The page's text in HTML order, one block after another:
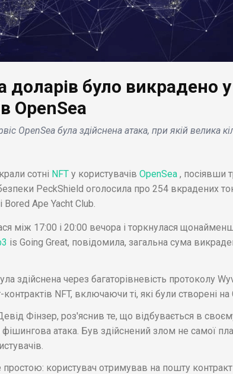
доларів було викрадено у
OpenSea
OpenSea була здійснена атака, при якій велика
сотні NFT у користувачів OpenSea , посіявши
PeckShield оголосила про 254 вкрадених
Bored Ape Yacht Club.
між 17:00 і 20:00 вечора і торкнулася
is Going Great, повідомила, загальна сума
здійснена через багаторівневість протоколу
NFT, включаючи ті, які були створені на
Фінзер, роз'яснив те, що відбувається в своєму
атака. Був здійснений злом не самої
користувач отримував на пошту
БІЗНЕС НОВИНИ
Apple оновлює політику
10 тис. долар .